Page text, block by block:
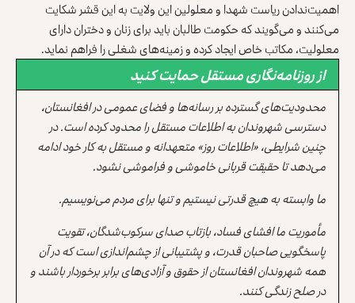
اهمیت‌ندادن ریاست شهدا و معلولین این ولایت به این قشر شکایت
می‌کنند و می‌گویند که حکومت طالبان باید برای زنان و دختران دارای
معلولیت، مکاتب خاص ایجاد کرده و زمینه‌های شغلی را فراهم نماید.
از روزنامه‌نگاری مستقل حمایت کنید
محدودیت‌های گسترده بر رسانه‌ها و فضای عمومی در افغانستان،
دسترسی شهروندان به اطلاعات مستقل را محدود کرده است. در
چنین شرایطی، «اطلاعات روز» متعهدانه و مستقل به کار خود ادامه
می‌دهد تا حقیقت قربانی خاموشی و فراموشی نشود.
ما وابسته به هیچ قدرتی نیستیم و تنها برای مردم می‌نویسیم.
مأموریت ما افشای فساد، بازتاب صدای سرکوب‌شدگان، تقویت
پاسخگویی صاحبان قدرت، و پشتیبانی از چشم‌اندازی است که در آن
همه شهروندان افغانستان از حقوق و آزادی‌های برابر برخوردار باشند و
در صلح زندگی کنند.